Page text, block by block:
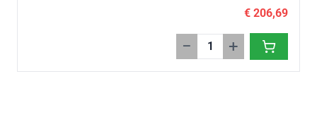
€ 206,69
− +